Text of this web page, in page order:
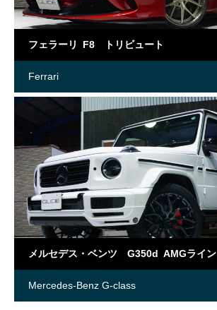
フェラーリ F8 トリビュート
Ferrari
メルセデス・ベンツ G350d AMGライン
Mercedes-Benz G-class